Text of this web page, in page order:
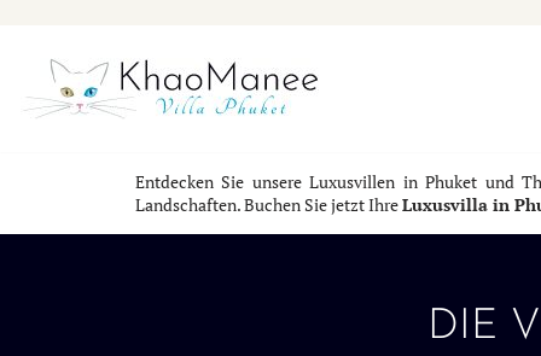
Zum
Inhalt
Entdecken Sie unsere Luxusvillen in Phuket und
Landschaften. Buchen Sie jetzt IhreLuxusvilla in
DIE